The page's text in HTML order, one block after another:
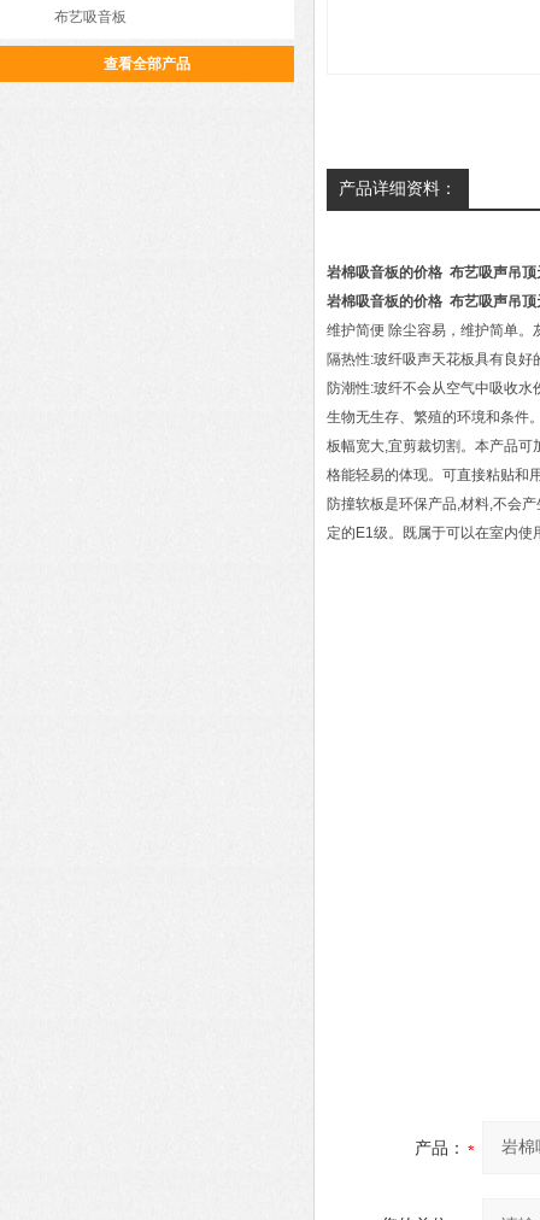
布艺吸音板
查看全部产品
产品详细资料：
岩棉吸音板的价格 布艺吸声吊顶
岩棉吸音板的价格 布艺吸声吊顶
维护简便 除尘容易，维护简单
隔热性:玻纤吸声天花板具有良
防潮性:玻纤不会从空气中吸收
生物无生存、繁殖的环境和条件
板幅宽大,宜剪裁切割。本产品可
格能轻易的体现。可直接粘贴和
防撞软板是环保产品,材料,不会
定的E1级。既属于可以在室内使
产品：